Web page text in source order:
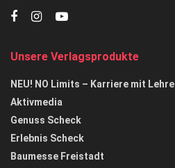
Unsere Verlagsprodukte
NEU! NO Limits – Karriere mit Lehre
Aktivmedia
Genuss Scheck
Erlebnis Scheck
Baumesse Freistadt